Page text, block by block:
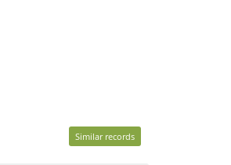
Similar records